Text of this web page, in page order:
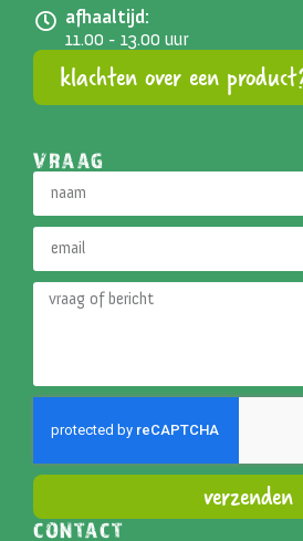
afhaaltijd:
11.00 - 13.00 uur
klachten over een
VRAAG
verzenden
CONTACT